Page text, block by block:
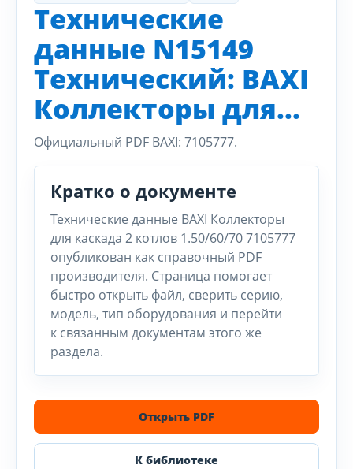
Технические
данные N15149
Технический: BAXI
Коллекторы для...
Официальный PDF BAXI: 7105777.
Кратко о документе
Технические данные BAXI Коллекторы
для каскада 2 котлов 1.50/60/70 7105777
опубликован как справочный PDF
производителя. Страница помогает
быстро открыть файл, сверить серию,
модель, тип оборудования и перейти
к связанным документам этого же
раздела.
Открыть PDF
К библиотеке